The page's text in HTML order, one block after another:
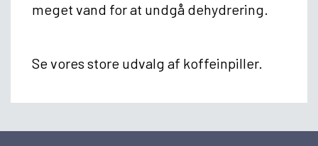
meget vand for at undgå dehydrering.
Se vores store udvalg af koffeinpiller.